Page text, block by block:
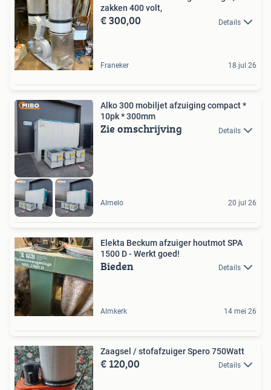
zakken 400 volt,
€ 300,00 Details
Franeker 18 jul 26
Alko 300 mobiljet afzuiging compact *
10pk * 300mm
Zie omschrijving Details
Almelo 20 jul 26
Elekta Beckum afzuiger houtmot SPA
1500 D - Werkt goed!
Bieden Details
Almkerk 14 mei 26
Zaagsel / stofafzuiger Spero 750Watt
€ 120,00 Details